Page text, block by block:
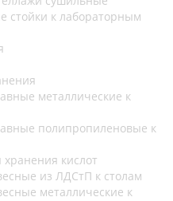
стойки к лабораторным
металлические к
полипропиленовые к
кислот
из ЛДСтП к столам
металлические к